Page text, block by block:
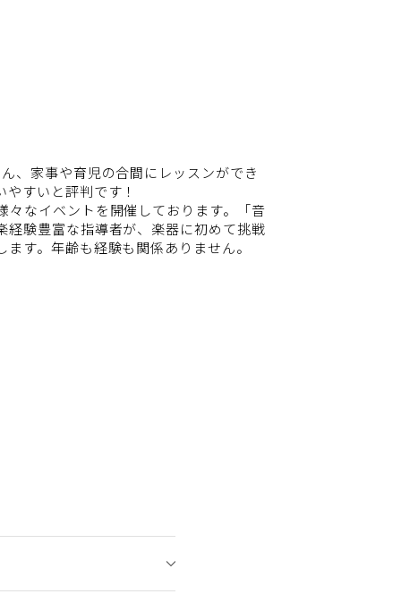
、家事や育児の合間にレッスンができ
すいと評判です！
なイベントを開催しております。「音
験豊富な指導者が、楽器に初めて挑戦
す。年齢も経験も関係ありません。